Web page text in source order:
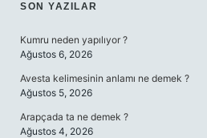
SIDEBAR
SON YAZILAR
Kumru neden yapılıyor ?
Ağustos 6, 2026
Avesta kelimesinin anlamı ne demek ?
Ağustos 5, 2026
Arapçada ta ne demek ?
Ağustos 4, 2026